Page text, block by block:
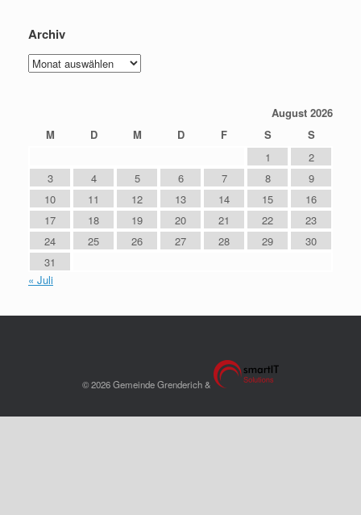
Archiv
Archiv
August 2026
M
D M D F S
S
1
2
3
4 5 6 7 8
9
10
11 12 13 14 15
16
17
18 19 20 21 22
23
24
25 26 27 28 29
30
31
« Juli
© 2026 Gemeinde Grenderich &